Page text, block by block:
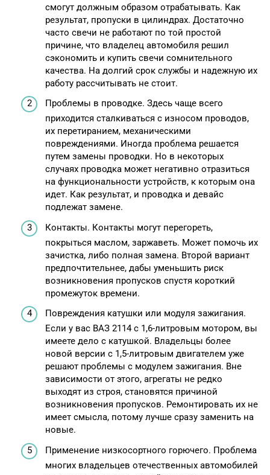
смогут должным образом отрабатывать. Как
результат, пропуски в цилиндрах. Достаточно
часто свечи не работают по той простой
причине, что владелец автомобиля решил
сэкономить и купить свечи сомнительного
качества. На долгий срок службы и надежную их
работу рассчитывать не стоит.
Проблемы в проводке. Здесь чаще всего
приходится сталкиваться с износом проводов,
их перетиранием, механическими
повреждениями. Иногда проблема решается
путем замены проводки. Но в некоторых
случаях проводка может негативно отразиться
на функциональности устройств, к которым она
идет. Как результат, и проводка и девайс
подлежат замене.
Контакты. Контакты могут перегореть,
покрыться маслом, заржаветь. Может помочь их
зачистка, либо полная замена. Второй вариант
предпочтительнее, дабы уменьшить риск
возникновения пропусков спустя короткий
промежуток времени.
Повреждения катушки или модуля зажигания.
Если у вас ВАЗ 2114 с 1,6-литровым мотором, вы
имеете дело с катушкой. Владельцы более
новой версии с 1,5-литровым двигателем уже
решают проблемы с модулем зажигания. Вне
зависимости от этого, агрегаты не редко
выходят из строя, становятся причиной
возникновения пропусков. Ремонтировать их не
имеет смысла, потому лучше сразу заменить на
новые.
Применение низкосортного горючего. Проблема
многих владельцев отечественных автомобилей